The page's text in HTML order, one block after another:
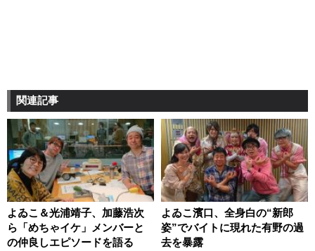
関連記事
よゐこ＆光浦靖子、加藤浩次
ら「めちゃイケ」メンバーと
の仲良しエピソードを語る
よゐこ濱口、全身白の“新郎
姿”でバイトに現れた有野の過
去を暴露